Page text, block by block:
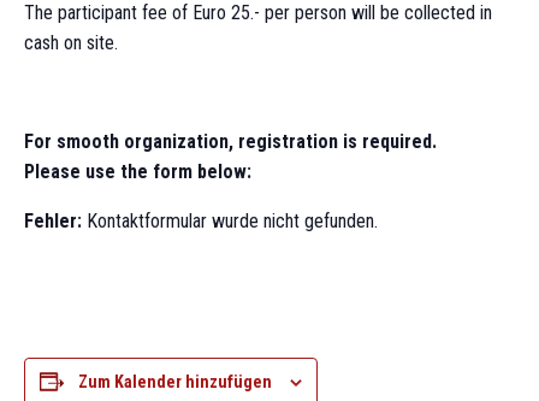
The participant fee of Euro 25.- per person will be collected in
cash on site.
For smooth organization, registration is required.
Please use the form below:
Fehler: Kontaktformular wurde nicht gefunden.
Zum Kalender hinzufügen